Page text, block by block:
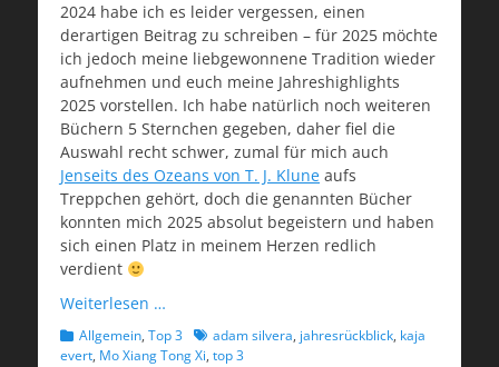
2024 habe ich es leider vergessen, einen
derartigen Beitrag zu schreiben – für 2025 möchte
ich jedoch meine liebgewonnene Tradition wieder
aufnehmen und euch meine Jahreshighlights
2025 vorstellen. Ich habe natürlich noch weiteren
Büchern 5 Sternchen gegeben, daher fiel die
Auswahl recht schwer, zumal für mich auch
Jenseits des Ozeans von T. J. Klune aufs
Treppchen gehört, doch die genannten Bücher
konnten mich 2025 absolut begeistern und haben
sich einen Platz in meinem Herzen redlich
verdient
Weiterlesen …
Kategorien
Allgemein, Top 3 Schlagworte
adam silvera, jahresrückblick, kaja
evert, Mo Xiang Tong Xi, top 3